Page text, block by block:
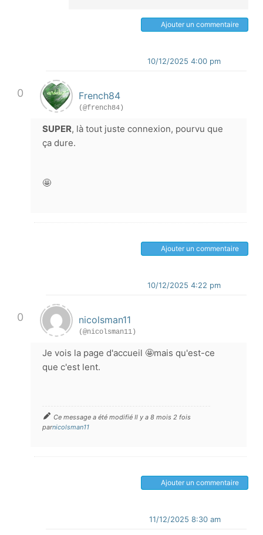
Ajouter un commentaire
0
10/12/2025 4:00 pm
French84
(@french84)
SUPER, là tout juste connexion, pourvu que
ça dure.
🤩
Ajouter un commentaire
0
10/12/2025 4:22 pm
nicolsman11
(@nicolsman11)
Je vois la page d'accueil 🤩mais qu'est-ce
que c'est lent.
Ce message a été modifié Il y a 8 mois 2 fois
parnicolsman11
Ajouter un commentaire
11/12/2025 8:30 am